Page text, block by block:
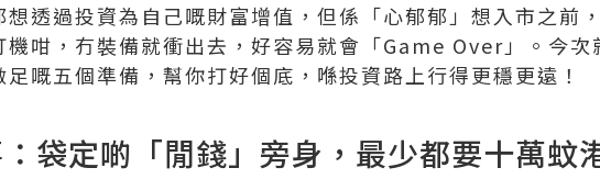
想透過投資為自己嘅財富增值，但係「心郁郁」想入市之前
機咁，冇裝備就衝出去，好容易就會「Game Over」。今次
嘅五個準備，幫你打好個底，喺投資路上行得更穩更遠！
袋定啲「閒錢」旁身，最少都要十萬蚊